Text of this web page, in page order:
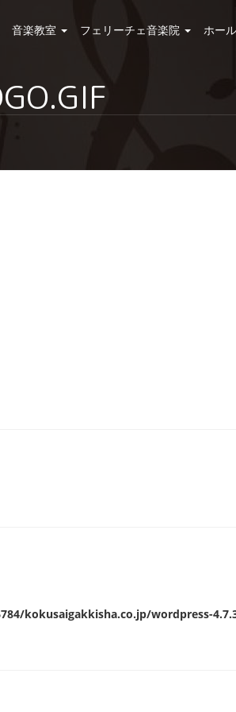
音楽教室 フェリーチェ音楽院 ホール
kokusaigakkisha.co.jp/wordpress-